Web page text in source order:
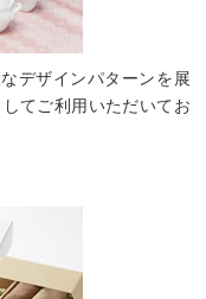
デザインパターンを展
てご利用いただいてお